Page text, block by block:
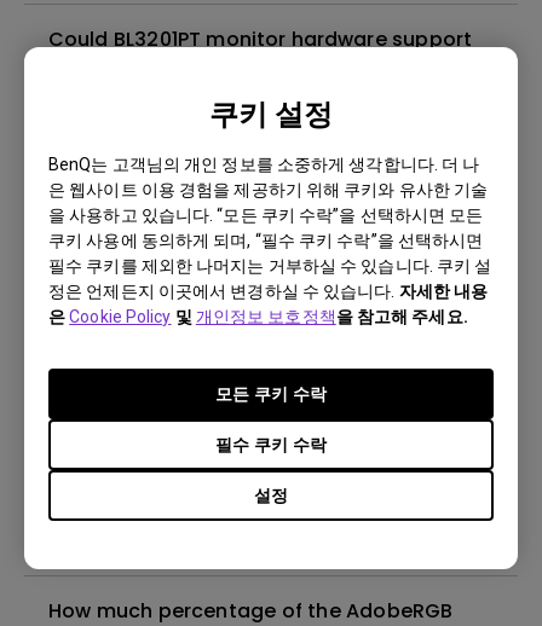
쿠키 설정
BenQ는 고객님의 개인 정보를 소중하게 생각합니다. 더 나
은 웹사이트 이용 경험을 제공하기 위해 쿠키와 유사한 기술
을 사용하고 있습니다. “모든 쿠키 수락”을 선택하시면 모든
쿠키 사용에 동의하게 되며, “필수 쿠키 수락”을 선택하시면
필수 쿠키를 제외한 나머지는 거부하실 수 있습니다. 쿠키 설
정은 언제든지 이곳에서 변경하실 수 있습니다. 자세한 내용
은Cookie Policy 및 개인정보 보호정책을 참고해 주세요.
설정
필수 쿠키 수락
모든 쿠키 수락
Could BL3201PT monitor hardware support
Eyefinity function?
[XL2420G]Why the GSync mode the S
Switch does not work?
Can BL3201PT support 60 frames per second
at ultra high resolution?
Can BL3200PT support native resolution
How much percentage of the AdobeRGB